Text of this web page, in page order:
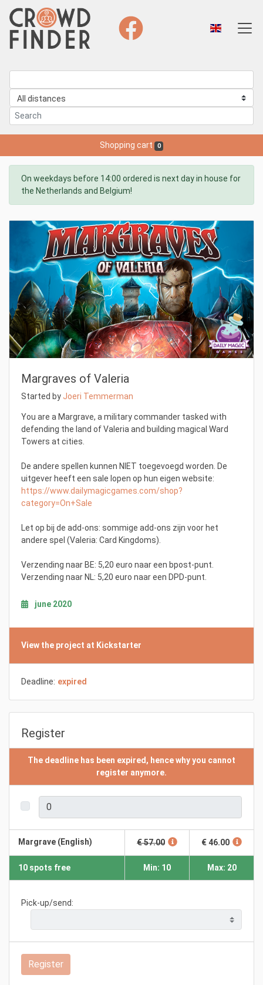
Shopping cart 0
On weekdays before 14:00 ordered is next day in house for
the Netherlands and Belgium!
Margraves of Valeria
Started by Joeri Temmerman
You are a Margrave, a military commander tasked with
defending the land of Valeria and building magical Ward
Towers at cities.
De andere spellen kunnen NIET toegevoegd worden. De
uitgever heeft een sale lopen op hun eigen website:
https://www.dailymagicgames.com/shop?
category=On+Sale
Let op bij de add-ons: sommige add-ons zijn voor het
andere spel (Valeria: Card Kingdoms).
Verzending naar BE: 5,20 euro naar een bpost-punt.
Verzending naar NL: 5,20 euro naar een DPD-punt.
june 2020
View the project at Kickstarter
Deadline: expired
Register
The deadline has been expired, hence why you cannot
register anymore.
Margrave (English) € 57.00 € 46.00
10 spots free Min: 10 Max: 20
Pick-up/send:
Register